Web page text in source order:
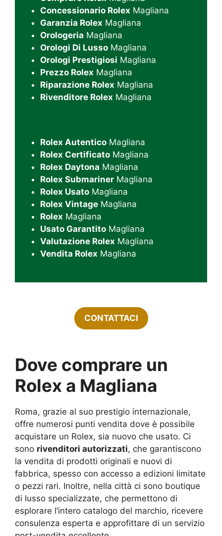
Concessionario Rolex Magliana
Garanzia Rolex Magliana
Orologeria Magliana
Orologi Di Lusso Magliana
Orologi Prestigiosi Magliana
Prezzo Rolex Magliana
Riparazione Rolex Magliana
Rivenditore Rolex Magliana
Rolex Autentico Magliana
Rolex Certificato Magliana
Rolex Daytona Magliana
Rolex Submariner Magliana
Rolex Usato Magliana
Rolex Vintage Magliana
Rolex Magliana
Usato Garantito Magliana
Valutazione Rolex Magliana
Vendita Rolex Magliana
CONTATTACI
Dove comprare un
Rolex a Magliana
Roma, grazie al suo prestigio internazionale,
offre numerosi punti vendita dove è possibile
acquistare un Rolex, sia nuovo che usato. Ci
sono rivenditori autorizzati, che garantiscono
la vendita di prodotti originali e nuovi di
fabbrica, spesso con accesso a edizioni limitate
o pezzi rari. Inoltre, nella città ci sono boutique
di lusso specializzate, che permettono di
esplorare l’intero catalogo del marchio, ricevere
consulenza esperta e approfittare di un servizio